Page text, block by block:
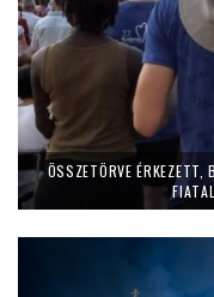
ÖSSZETÖRVE ÉRKEZETT,